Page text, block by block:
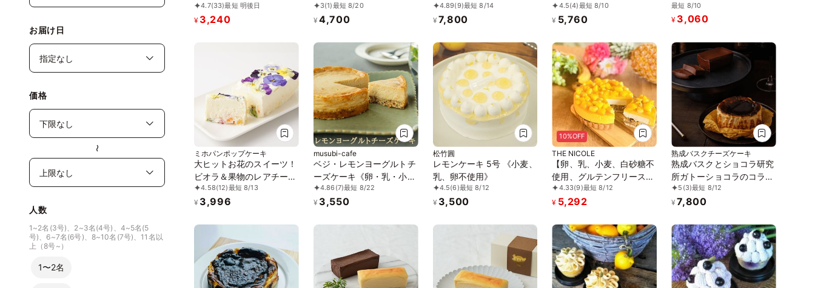
お届け日
価格
〜
人数
1~2名(3号)、2~3名(4号)、4~5名(5
号)、6~7名(6号)、8~10名(7号)、11名以
上（8号~）
1〜2名
280ｇ、［グルテンフリ
ー］魔法の チーズテリー
4.7(33)最短 明後日
¥ 3,240
3(1)最短 8/20
¥ 4,700
誕生日プレゼント
4.89(9)最短 8/14
¥ 7,800
ンフリー・無添加 テリー
ヌショコラとバスクチーズ
キ２個おまけつき！
4.5(4)最短 8/10
¥ 5,760
かなチーズテリーヌ〜 グ
ルテンフリー
最短 8/10
¥ 3,060
ミホパンポップケーキ
大ヒットお花のスイーツ！
ビオラ＆果物のレアチーズ
ケーキ《グルテンフリー》
4.58(12)最短 8/13
¥ 3,996
musubi-cafe
ベジ・レモンヨーグルトチ
ーズケーキ《卵・乳・小
麦・白砂糖不使用》《ヴィ
ーガンスイーツ・ヴィーガ
ー》《アレルギー配慮》
4.86 (7)最短 8/22
¥ 3,550
松竹圓
レモンケーキ 5号 《小麦、
乳、卵不使用》
4.5(6)最短 8/12
¥ 3,500
10%OFF
THE NICOLE
【卵、乳、小麦、白砂糖不
使用、グルテンフリースイ
ーツ】トロピカルマンゴー
バナーヌ 5号 15cm ～京豆
対応スイーツ》
4.33(9)最短 8/12
¥ 5,292
熟成バスクチーズケーキ
熟成バスクとショコラ研究
所ガトーショコラのコラボ
誕生日プレゼント
5 (3)最短 8/12
¥ 7,800